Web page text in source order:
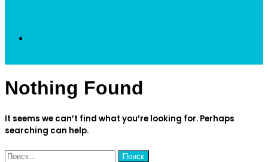
for
Nothing Found
It seems we can’t find what you’re looking for. Perhaps
searching can help.
Найти: